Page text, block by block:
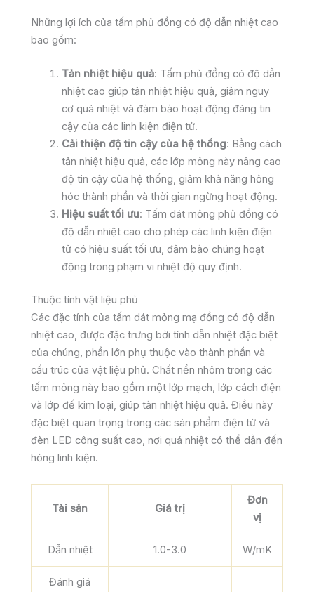
Những lợi ích của tấm phủ đồng có độ dẫn nhiệt cao
bao gồm:
Tản nhiệt hiệu quả: Tấm phủ đồng có độ dẫn
nhiệt cao giúp tản nhiệt hiệu quả, giảm nguy
cơ quá nhiệt và đảm bảo hoạt động đáng tin
cậy của các linh kiện điện tử.
Cải thiện độ tin cậy của hệ thống: Bằng cách
tản nhiệt hiệu quả, các lớp mỏng này nâng cao
độ tin cậy của hệ thống, giảm khả năng hỏng
hóc thành phần và thời gian ngừng hoạt động.
Hiệu suất tối ưu: Tấm dát mỏng phủ đồng có
độ dẫn nhiệt cao cho phép các linh kiện điện
tử có hiệu suất tối ưu, đảm bảo chúng hoạt
động trong phạm vi nhiệt độ quy định.
Thuộc tính vật liệu phủ
Các đặc tính của tấm dát mỏng mạ đồng có độ dẫn
nhiệt cao, được đặc trưng bởi tính dẫn nhiệt đặc biệt
của chúng, phần lớn phụ thuộc vào thành phần và
cấu trúc của vật liệu phủ. Chất nền nhôm trong các
tấm mỏng này bao gồm một lớp mạch, lớp cách điện
và lớp đế kim loại, giúp tản nhiệt hiệu quả. Điều này
đặc biệt quan trọng trong các sản phẩm điện tử và
đèn LED công suất cao, nơi quá nhiệt có thể dẫn đến
hỏng linh kiện.
Tài sản Giá trị
Đơn
vị
Dẫn nhiệt 1.0-3.0 W/mK
Đánh giá